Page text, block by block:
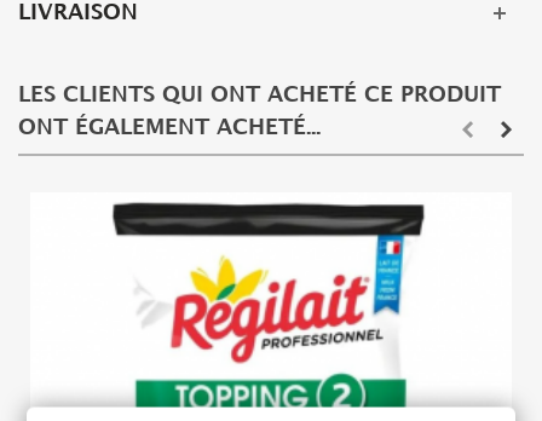
LIVRAISON
LES CLIENTS QUI ONT ACHETÉ CE PRODUIT
ONT ÉGALEMENT ACHETÉ...